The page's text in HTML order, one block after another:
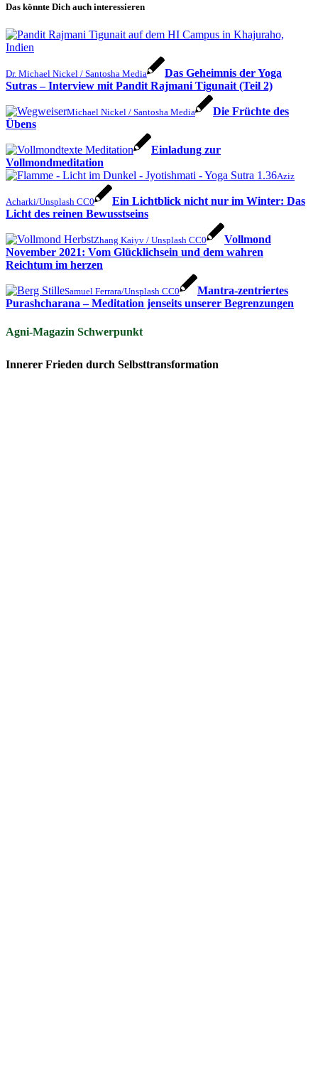
Das könnte Dich auch interessieren
Dr. Michael Nickel / Santosha Media
Das Geheimnis der Yoga
Sutras – Interview mit Pandit Rajmani Tigunait (Teil 2)
Michael Nickel / Santosha Media
Die Früchte des
Übens
Einladung zur
Vollmondmeditation
Aziz
Acharki/Unsplash CC0
Ein Lichtblick nicht nur im Winter: Das
Licht des reinen Bewusstseins
Zhang Kaiyv / Unsplash CC0
Vollmond
November 2021: Vom Glücklichsein und dem wahren
Reichtum im herzen
Samuel Ferrara/Unsplash CC0
Mantra-zentriertes
Purashcharana – Meditation jenseits unserer Begrenzungen
Agni-Magazin Schwerpunkt
Innerer Frieden durch Selbsttransformation